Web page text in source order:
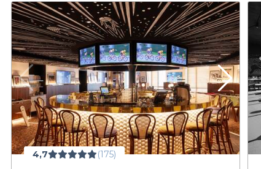
4,7 (175)